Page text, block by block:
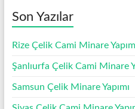
Son Yazılar
Rize Çelik Cami Minare
Şanlıurfa Çelik Cami Minare
Samsun Çelik Minare Yapımı